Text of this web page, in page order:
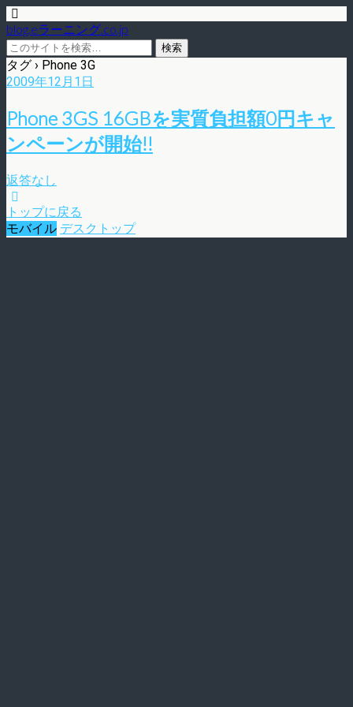
blog.eラーニング.co.jp
タグ › Phone 3G
2009年12月1日
Phone 3GS 16GBを実質負担額0円キャ
ンペーンが開始!!
返答なし
トップに戻る
モバイル デスクトップ